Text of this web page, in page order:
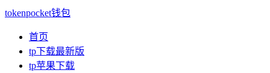
tokenpocket钱包
首页
tp下载最新版
tp苹果下载